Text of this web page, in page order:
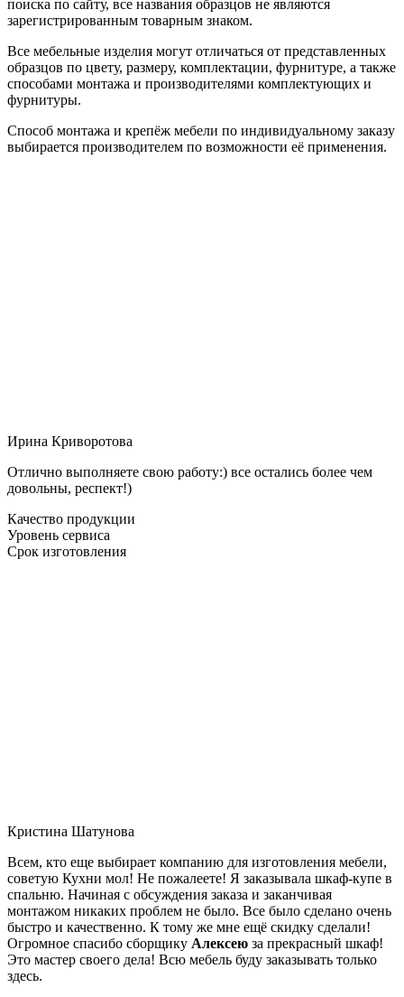
поиска по сайту, все названия образцов не являются
зарегистрированным товарным знаком.
Все мебельные изделия могут отличаться от представленных
образцов по цвету, размеру, комплектации, фурнитуре, а также
способами монтажа и производителями комплектующих и
фурнитуры.
Способ монтажа и крепёж мебели по индивидуальному заказу
выбирается производителем по возможности её применения.
Ирина Криворотова
Отлично выполняете свою работу:) все остались более чем
довольны, респект!)
Качество продукции
Уровень сервиса
Срок изготовления
Кристина Шатунова
Всем, кто еще выбирает компанию для изготовления мебели,
советую Кухни мол! Не пожалеете! Я заказывала шкаф-купе в
спальню. Начиная с обсуждения заказа и заканчивая
монтажом никаких проблем не было. Все было сделано очень
быстро и качественно. К тому же мне ещё скидку сделали!
Огромное спасибо сборщику Алексею за прекрасный шкаф!
Это мастер своего дела! Всю мебель буду заказывать только
здесь.